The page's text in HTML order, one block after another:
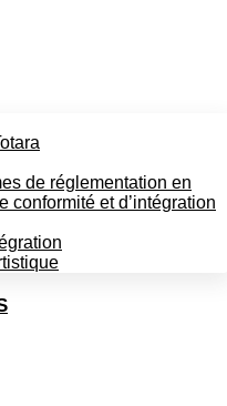
de réglementation en
conformité et d’intégration